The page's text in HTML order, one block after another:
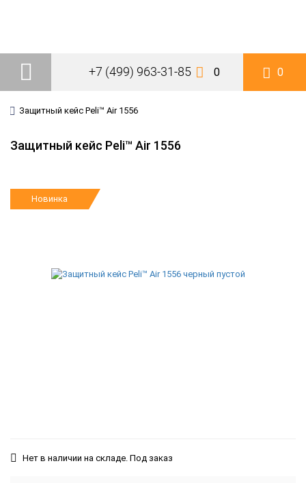
+7 (499) 963-31-85 0 0
Защитный кейс Peli™ Air 1556
Защитный кейс Peli™ Air 1556
Новинка
Нет в наличии на складе. Под заказ